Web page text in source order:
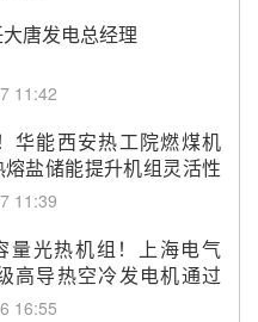
唐发电总经理
11:42
华能西安热工院燃煤机
盐储能提升机组灵活性
步设计第三方评审服务
11:39
量光热机组！上海电气
高导热空冷发电机通过
16:55